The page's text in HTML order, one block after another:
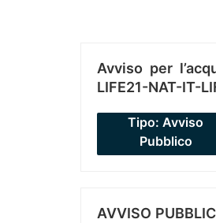
Avviso per
LIFE21-NAT-IT-
Tipo: Avviso
Pubblico
AVVISO